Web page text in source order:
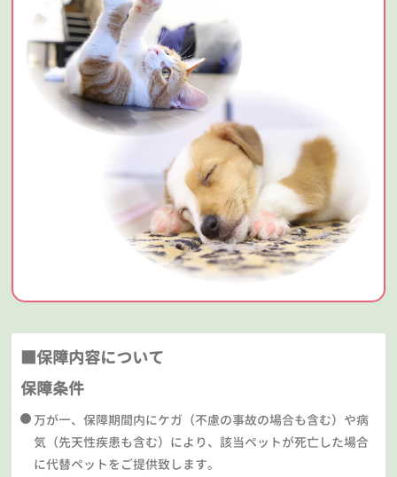
■保障内容について
保障条件
万が一、保障期間内にケガ（不慮の事故の場合も含む）や病
気（先天性疾患も含む）により、該当ペットが死亡した場合
に代替ペットをご提供致します。